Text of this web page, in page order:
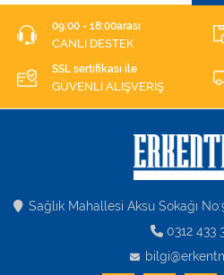
09:00 - 18:00arası
CANLI DESTEK
SSL sertifikası ile
GÜVENLİ ALIŞVERİŞ
Sağlık Mahallesi Aksu Sokağı
0312 433